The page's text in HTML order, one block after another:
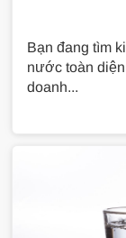
Bạn đang tìm
nước toàn
doanh...